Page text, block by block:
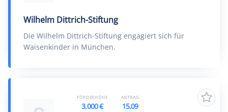
Wilhelm Dittrich-Stiftung
Die Wilhelm Dittrich-Stiftung engagiert sich für
Waisenkinder in München.
FÖRDERHÖHE
3.000 €
ANTRAG
15.09